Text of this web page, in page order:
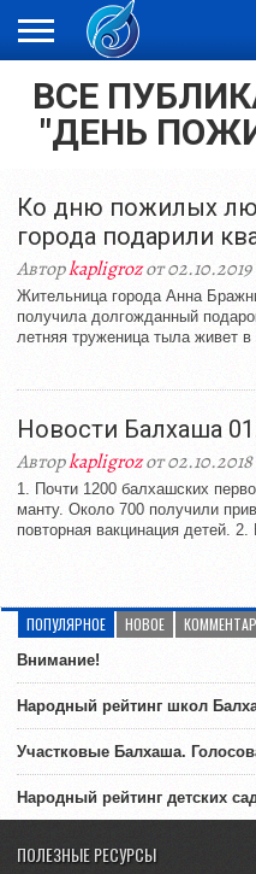
ЖАҢАЛЫҚТАР
НОВОСТИ
ВИДЕО
ФОТОРЕПОРТАЖИ
ОРКЕН
LIVETV
ВСЕ
"ДЕНЬ
Ко дню пожилых
города подарили
Авторkapligrozот 02.10.2019
Жительница города Анна
получила долгожданный
летняя труженица тыла живет
Новости Балхаша
Авторkapligrozот 02.10.2018
1. Почти 1200 балхашских
манту. Около 700 получили
повторная вакцинация детей.
ПОПУЛЯРНОЕ НОВОЕ
Внимание!
Народный рейтинг школ
Участковые Балхаша.
Народный рейтинг детских
ПОЛЕЗНЫЕ РЕСУРСЫ